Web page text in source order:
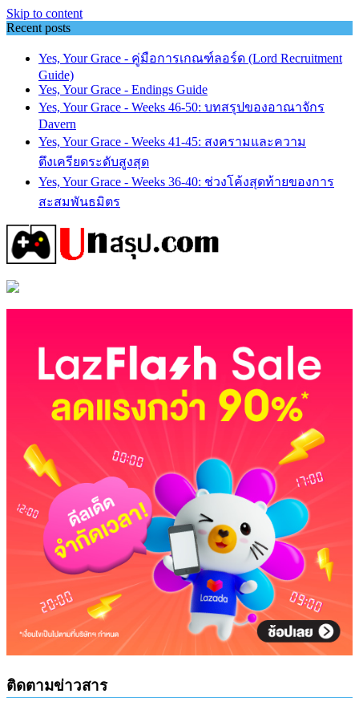
Skip to content
Recent posts
Yes, Your Grace - คู่มือการเกณฑ์ลอร์ด (Lord Recruitment
Guide)
Yes, Your Grace - Endings Guide
Yes, Your Grace - Weeks 46-50: บทสรุปของอาณาจักร
Davern
Yes, Your Grace - Weeks 41-45: สงครามและความ
ตึงเครียดระดับสูงสุด
Yes, Your Grace - Weeks 36-40: ช่วงโค้งสุดท้ายของการ
สะสมพันธมิตร
ติดตามข่าวสาร